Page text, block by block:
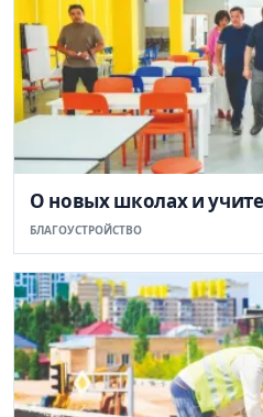
О новых школах и
БЛАГОУСТРОЙСТВО